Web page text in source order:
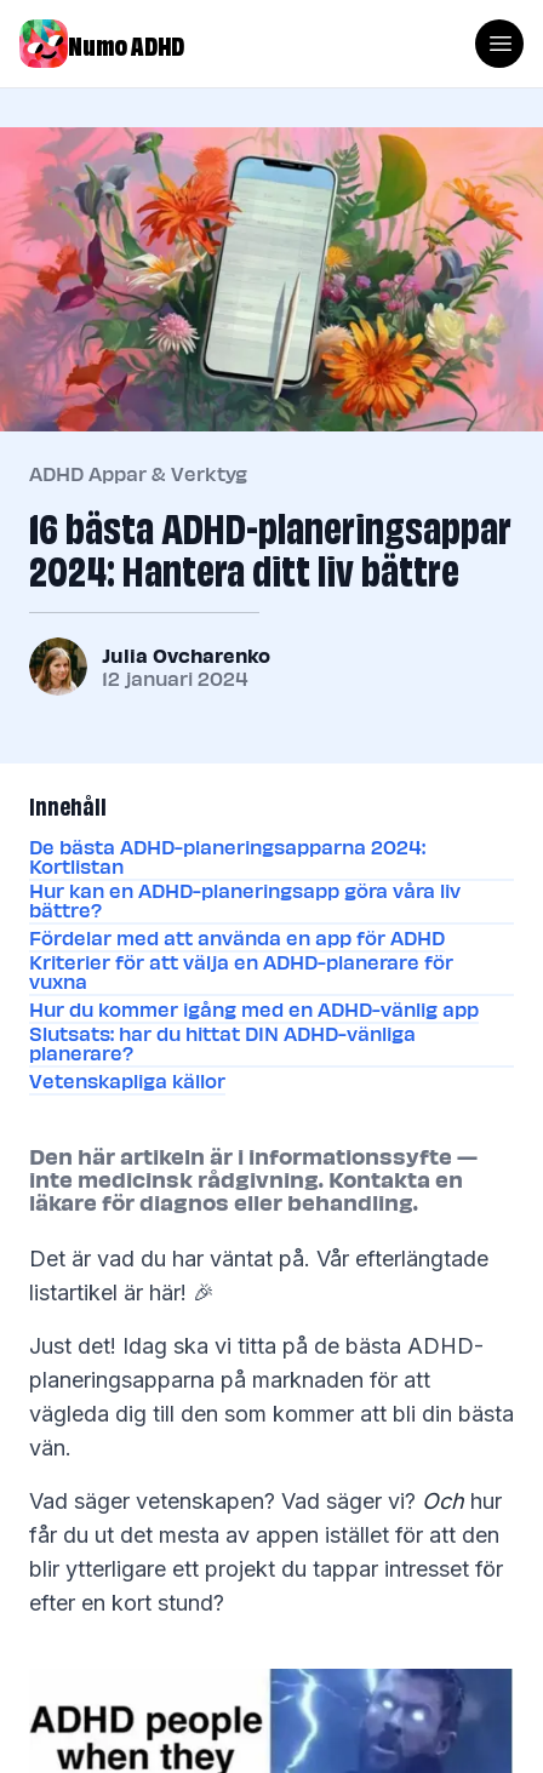
Numo ADHD
ADHD Appar & Verktyg
16 bästa ADHD-planeringsappar
2024: Hantera ditt liv bättre
Julia Ovcharenko
12 januari 2024
Innehåll
De bästa ADHD-planeringsapparna 2024:
Kortlistan
Hur kan en ADHD-planeringsapp göra våra liv
bättre?
Fördelar med att använda en app för ADHD
Kriterier för att välja en ADHD-planerare för
vuxna
Hur du kommer igång med en ADHD-vänlig app
Slutsats: har du hittat DIN ADHD-vänliga
planerare?
Vetenskapliga källor
Den här artikeln är i informationssyfte —
inte medicinsk rådgivning. Kontakta en
läkare för diagnos eller behandling.
Det är vad du har väntat på. Vår efterlängtade
listartikel är här! 🎉
Just det! Idag ska vi titta på de bästa ADHD-
planeringsapparna på marknaden för att
vägleda dig till den som kommer att bli din bästa
vän.
Vad säger vetenskapen? Vad säger vi? Och hur
får du ut det mesta av appen istället för att den
blir ytterligare ett projekt du tappar intresset för
efter en kort stund?